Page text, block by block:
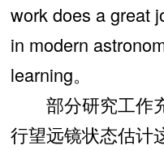
work does a great
in modern
learning。
部分研究工作
行望远镜状态估计